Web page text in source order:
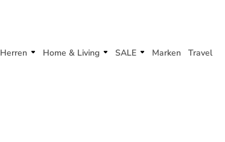
Herren Home & Living SALE Marken Travel